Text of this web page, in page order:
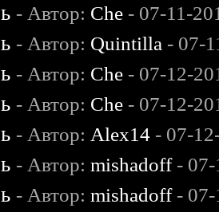
- Автор: Che - 07-11-
- Автор: Quintilla - 07-
- Автор: Che - 07-12-
- Автор: Che - 07-12-
- Автор: Alex14 - 07-
- Автор:mishadoff- 07-
- Автор:mishadoff- 07-